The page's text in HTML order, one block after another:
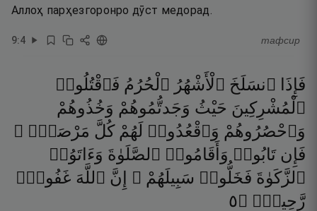
Аллоҳ парҳезгоронро дӯст медорад.
9:4 тафсир
فَإِذَا ٱنسَلَخَ ٱلْأَشْهُرُ ٱلْحُرُمُ فَٱقْتُلُوا۟
ٱلْمُشْرِكِينَ حَيْثُ وَجَدتُّمُوهُمْ وَخُذُوهُمْ
وَٱحْصُرُوهُمْ وَٱقْعُدُوا۟ لَهُمْ كُلَّ مَرْصَدٍۢ ۚ
فَإِن تَابُوا۟ وَأَقَامُوا۟ ٱلصَّلَوٰةَ وَءَاتَوُا۟
ٱلزَّكَوٰةَ فَخَلُّوا۟ سَبِيلَهُمْ ۚ إِنَّ ٱللَّهَ غَفُورٌۭ
رَّحِيمٌۭ ۝٥